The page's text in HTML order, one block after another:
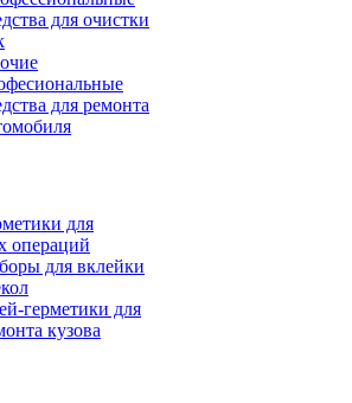
для очистки
для ремонта
для
операций
для вклейки
герметики для
кузова